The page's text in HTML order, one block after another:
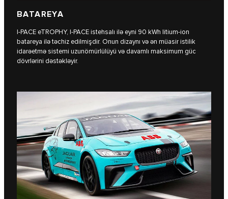
BATAREYA
I‑PACE eTROPHY, I‑PACE istehsalı ilə eyni 90 kWh litium-ion
batareya ilə təchiz edilmişdir. Onun dizaynı və ən müasir istilik
idarəetmə sistemi uzunömürlülüyü və davamlı maksimum güc
dövrlərini dəstəkləyir.